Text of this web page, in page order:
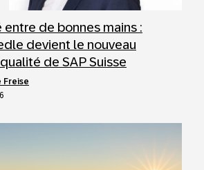
entre de bonnes mains :
devient le nouveau
de SAP Suisse
Freise